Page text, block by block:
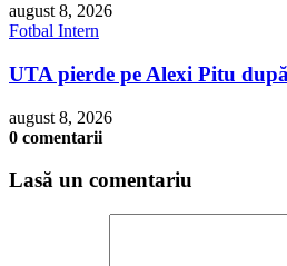
august 8, 2026
Fotbal Intern
UTA pierde pe Alexi Pitu
august 8, 2026
0 comentarii
Lasă un comentariu